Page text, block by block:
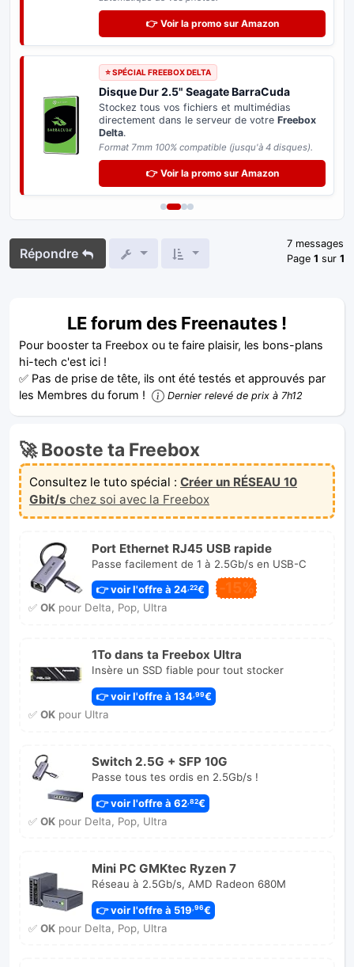
👉 Voir la promo sur Amazon
⭐ SPÉCIAL FREEBOX DELTA
Disque Dur 2.5" Seagate BarraCuda
Stockez tous vos fichiers et multimédias
directement dans le serveur de votre Freebox
Delta.
Format 7mm 100% compatible (jusqu'à 4 disques).
👉 Voir la promo sur Amazon
Répondre
7 messages
Page 1 sur 1
LE forum des Freenautes !
Pour booster ta Freebox ou te faire plaisir, les bons-plans
hi-tech c'est ici !
✅ Pas de prise de tête, ils ont été testés et approuvés par
les Membres du forum !
Dernier relevé de prix à 7h12
🚀 Booste ta Freebox
Consultez le tuto spécial : Créer un RÉSEAU 10
Gbit/s chez soi avec la Freebox
Port Ethernet RJ45 USB rapide
Passe facilement de 1 à 2.5Gb/s en USB-C
👉 voir l'offre à 24,22€ -15%
✅ OKpour Delta, Pop, Ultra
1To dans ta Freebox Ultra
Insère un SSD fiable pour tout stocker
👉 voir l'offre à 134,99€
✅ OKpour Ultra
Switch 2.5G + SFP 10G
Passe tous tes ordis en 2.5Gb/s !
👉 voir l'offre à 62,82€
✅ OKpour Delta, Pop, Ultra
Mini PC GMKtec Ryzen 7
Réseau à 2.5Gb/s, AMD Radeon 680M
👉 voir l'offre à 519,96€
✅ OKpour Delta, Pop, Ultra